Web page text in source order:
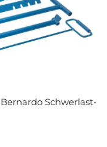
Bernardo Schwerlast-